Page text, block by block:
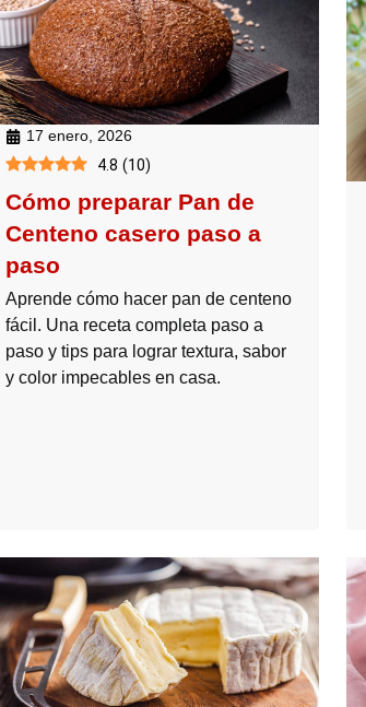
17 enero, 2026
4.8 (10)
Cómo preparar Pan de
Centeno casero paso a
paso
Aprende cómo hacer pan de centeno
fácil. Una receta completa paso a
paso y tips para lograr textura, sabor
y color impecables en casa.